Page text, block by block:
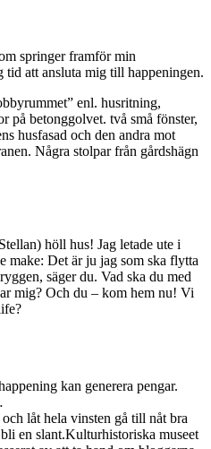
springer framför min
tid att ansluta mig till happeningen.
enl. husritning,
på betonggolvet. två små fönster,
husfasad och den andra mot
Några stolpar från gårdshägn
höll hus! Jag letade ute i
make: Det är ju jag som ska flytta
säger du. Vad ska du med
mig? Och du – kom hem nu! Vi
kan generera pengar.
låt hela vinsten gå till nåt bra
en slant.Kulturhistoriska museet